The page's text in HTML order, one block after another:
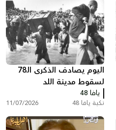
اليوم يصادف الذكرى الـ78
لسقوط مدينة اللد
يافا 48
نكبة يافا 48 11/07/2026